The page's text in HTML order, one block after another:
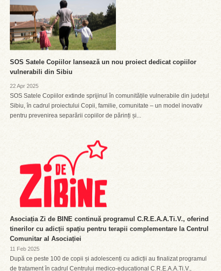
SOS Satele Copiilor lansează un nou proiect dedicat copiilor
vulnerabili din Sibiu
22 Apr 2025
SOS Satele Copiilor extinde sprijinul în comunitățile vulnerabile din județul
Sibiu, în cadrul proiectului Copii, familie, comunitate – un model inovativ
pentru prevenirea separării copiilor de părinți și...
Asociația Zi de BINE continuă programul C.R.E.A.A.Ti.V., oferind
tinerilor cu adicții spațiu pentru terapii complementare la Centrul
Comunitar al Asociației
11 Feb 2025
După ce peste 100 de copii și adolescenți cu adicții au finalizat programul
de tratament în cadrul Centrului medico-educațional C.R.E.A.A.Ti.V.,